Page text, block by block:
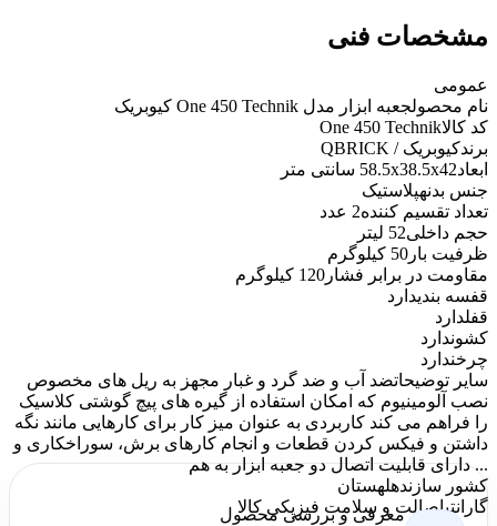
مشخصات فنی
عمومی
نام محصولجعبه ابزار مدل One 450 Technik کیوبریک
کد کالاOne 450 Technik
برندکیوبریک / QBRICK
ابعاد58.5x38.5x42 سانتی متر
جنس بدنهپلاستیک
تعداد تقسیم کننده2 عدد
حجم داخلی52 لیتر
ظرفیت بار 50 کیلوگرم
مقاومت در برابر فشار 120 کیلوگرم
قفسه بندیدارد
قفلدارد
کشوندارد
چرخندارد
سایر توضیحاتضد آب و ضد گرد و غبار مجهز به ریل های مخصوص
نصب آلومینیوم که امکان استفاده از گیره های پیچ گوشتی کلاسیک
را فراهم می کند کاربردی به عنوان میز کار برای کارهایی مانند نگه
داشتن و فیکس کردن قطعات و انجام کارهای برش، سوراخکاری و
... دارای قابلیت اتصال دو جعبه ابزار به هم
کشور سازندهلهستان
گارانتیاصالت و سلامت فیزیکی کالا
معرفی و بررسی محصول